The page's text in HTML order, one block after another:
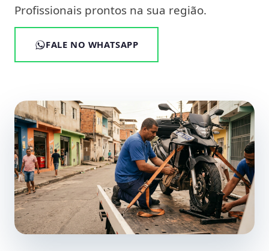
Profissionais prontos na sua região.
FALE NO WHATSAPP